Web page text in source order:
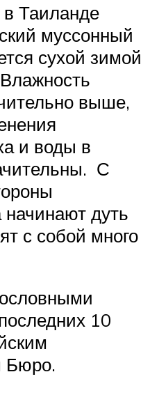
в Таиланде
муссонный
сухой зимой
выше,
и воды в
С
начинают дуть
с собой много
10
Бюро.